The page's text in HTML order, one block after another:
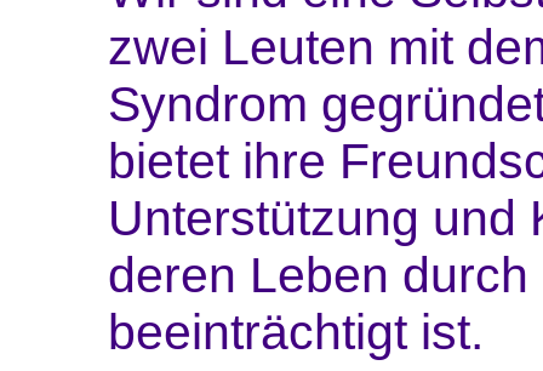
zwei Leuten mit
Syndrom
bietet ihre
Unterstützung und
deren Leben
beeinträchtigt ist.